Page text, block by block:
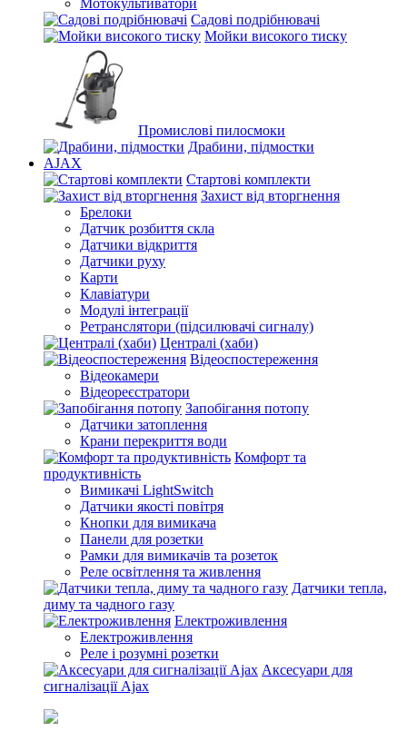
Мотокультиватори
Садові подрібнювачі
Мойки високого тиску
Промислові пилосмоки
Драбини, підмостки
AJAX
Стартові комплекти
Захист від вторгнення
Брелоки
Датчик розбиття скла
Датчики відкриття
Датчики руху
Карти
Клавіатури
Модулі інтеграції
Ретранслятори (підсилювачі сигналу)
Централі (хаби)
Відеоспостереження
Відеокамери
Відеореєстратори
Запобігання потопу
Датчики затоплення
Крани перекриття води
Комфорт та
продуктивність
Вимикачі LightSwitch
Датчики якості повітря
Кнопки для вимикача
Панели для розетки
Рамки для вимикачів та розеток
Реле освітлення та живлення
Датчики тепла,
диму та чадного газу
Електроживлення
Електроживлення
Реле і розумні розетки
Аксесуари для
сигналізації Ajax